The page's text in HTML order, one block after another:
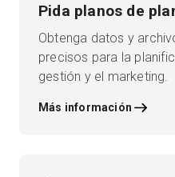
Pida planos de
Obtenga datos y
precisos para la
gestión y el marketing.
Más información